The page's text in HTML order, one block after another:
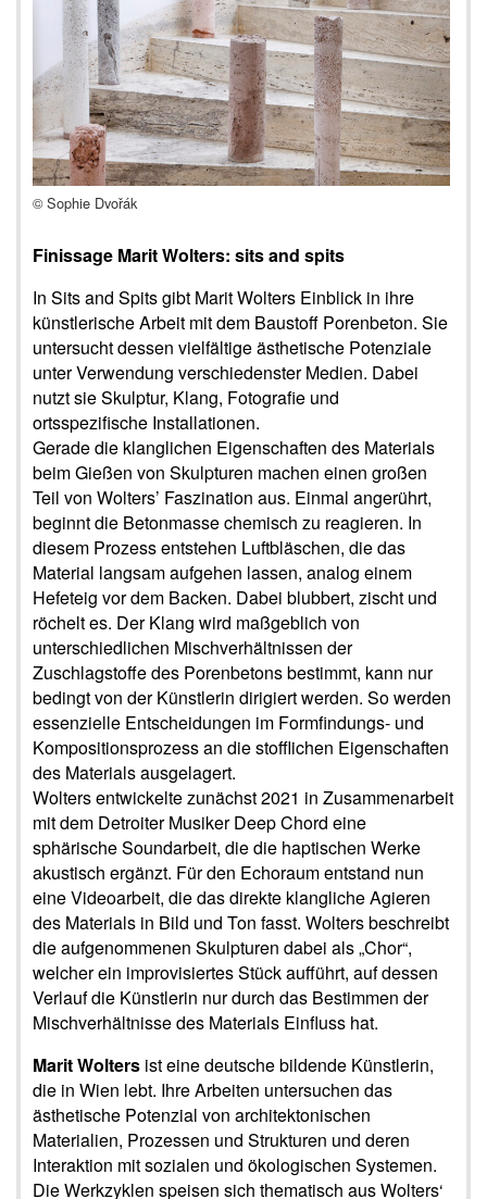
© Sophie Dvořák
Finissage Marit Wolters: sits and spits
In Sits and Spits gibt Marit Wolters Einblick in ihre
künstlerische Arbeit mit dem Baustoff Porenbeton. Sie
untersucht dessen vielfältige ästhetische Potenziale
unter Verwendung verschiedenster Medien. Dabei
nutzt sie Skulptur, Klang, Fotografie und
ortsspezifische Installationen.
Gerade die klanglichen Eigenschaften des Materials
beim Gießen von Skulpturen machen einen großen
Teil von Wolters’ Faszination aus. Einmal angerührt,
beginnt die Betonmasse chemisch zu reagieren. In
diesem Prozess entstehen Luftbläschen, die das
Material langsam aufgehen lassen, analog einem
Hefeteig vor dem Backen. Dabei blubbert, zischt und
röchelt es. Der Klang wird maßgeblich von
unterschiedlichen Mischverhältnissen der
Zuschlagstoffe des Porenbetons bestimmt, kann nur
bedingt von der Künstlerin dirigiert werden. So werden
essenzielle Entscheidungen im Formfindungs- und
Kompositionsprozess an die stofflichen Eigenschaften
des Materials ausgelagert.
Wolters entwickelte zunächst 2021 in Zusammenarbeit
mit dem Detroiter Musiker Deep Chord eine
sphärische Soundarbeit, die die haptischen Werke
akustisch ergänzt. Für den Echoraum entstand nun
eine Videoarbeit, die das direkte klangliche Agieren
des Materials in Bild und Ton fasst. Wolters beschreibt
die aufgenommenen Skulpturen dabei als „Chor“,
welcher ein improvisiertes Stück aufführt, auf dessen
Verlauf die Künstlerin nur durch das Bestimmen der
Mischverhältnisse des Materials Einfluss hat.
Marit Wolters ist eine deutsche bildende Künstlerin,
die in Wien lebt. Ihre Arbeiten untersuchen das
ästhetische Potenzial von architektonischen
Materialien, Prozessen und Strukturen und deren
Interaktion mit sozialen und ökologischen Systemen.
Die Werkzyklen speisen sich thematisch aus Wolters‘